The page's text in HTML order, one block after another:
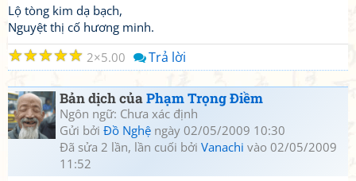
Lộ tòng kim dạ bạch,
Nguyệt thị cố hương minh.
☆
☆
☆
☆
☆ 2 5.00 Trả lời
Bản dịch củaPhạm Trọng Điềm
Ngôn ngữ: Chưa xác định
Gửi bởi Đồ Nghệ ngày 02/05/2009 10:30
Đã sửa 2 lần, lần cuối bởi Vanachi vào 02/05/2009
11:52